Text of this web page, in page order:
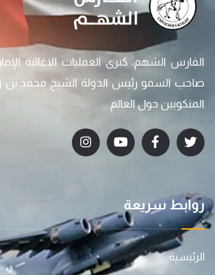
الفارس الشهم، كبرى العمليات الاغاثية
صاحب السمو رئيس الدولة الشيخ محمد بن
المنكوبين حول العالم
روابط سريعة
الرئيسية